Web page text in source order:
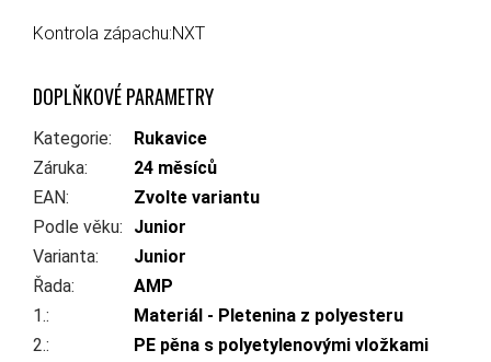
Kontrola zápachu:NXT
DOPLŇKOVÉ PARAMETRY
Kategorie:
Rukavice
Záruka:
24 měsíců
EAN:
Zvolte variantu
Podle věku:
Junior
Varianta:
Junior
Řada:
AMP
1.:
Materiál - Pletenina z polyesteru
2.:
PE pěna s polyetylenovými vložkami